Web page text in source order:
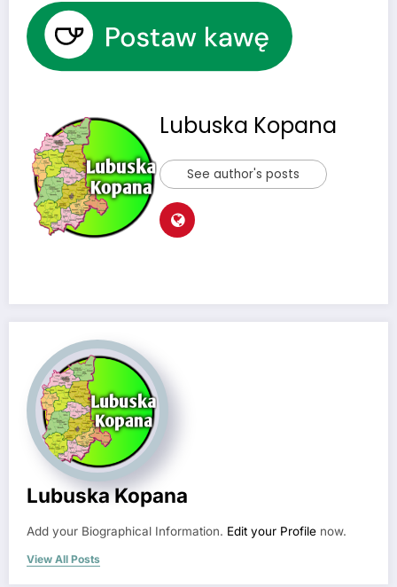
Lubuska Kopana
See author's posts
Lubuska Kopana
Add your Biographical Information. Edit your Profile now.
View All Posts